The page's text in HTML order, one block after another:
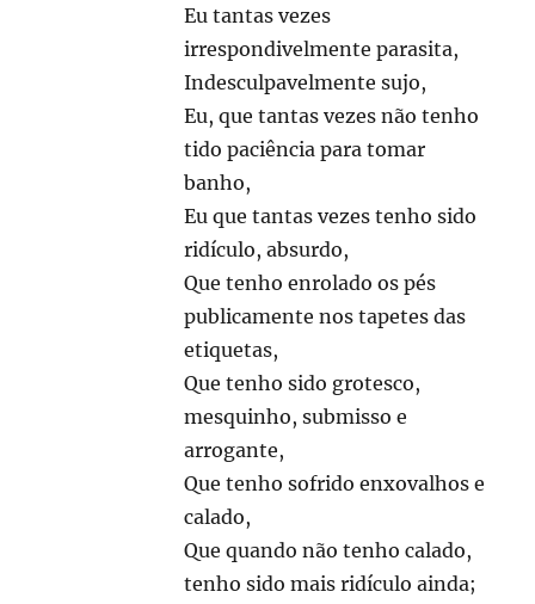
Eu tantas vezes
irrespondivelmente parasita,
Indesculpavelmente sujo,
Eu, que tantas vezes não tenho
tido paciência para tomar
banho,
Eu que tantas vezes tenho sido
ridículo, absurdo,
Que tenho enrolado os pés
publicamente nos tapetes das
etiquetas,
Que tenho sido grotesco,
mesquinho, submisso e
arrogante,
Que tenho sofrido enxovalhos e
calado,
Que quando não tenho calado,
tenho sido mais ridículo ainda;